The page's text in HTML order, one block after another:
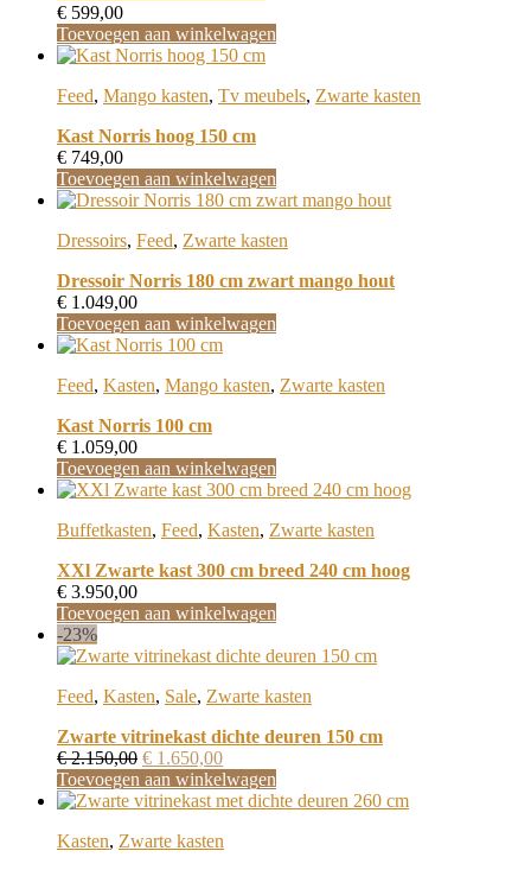
€ 599,00
Toevoegen aan winkelwagen
Feed, Mango kasten, Tv meubels, Zwarte kasten
Kast Norris hoog 150 cm
€ 749,00
Toevoegen aan winkelwagen
Dressoirs, Feed, Zwarte kasten
Dressoir Norris 180 cm zwart mango hout
€ 1.049,00
Toevoegen aan winkelwagen
Feed, Kasten, Mango kasten, Zwarte kasten
Kast Norris 100 cm
€ 1.059,00
Toevoegen aan winkelwagen
Buffetkasten, Feed, Kasten, Zwarte kasten
XXl Zwarte kast 300 cm breed 240 cm hoog
€ 3.950,00
Toevoegen aan winkelwagen
-23%
Feed, Kasten, Sale, Zwarte kasten
Zwarte vitrinekast dichte deuren 150 cm
€2.150,00 Oorspronkelijke
prijs
was:
€ 1.650,00Huidige
prijs
is:
Toevoegen aan winkelwagen
Kasten, Zwarte kasten